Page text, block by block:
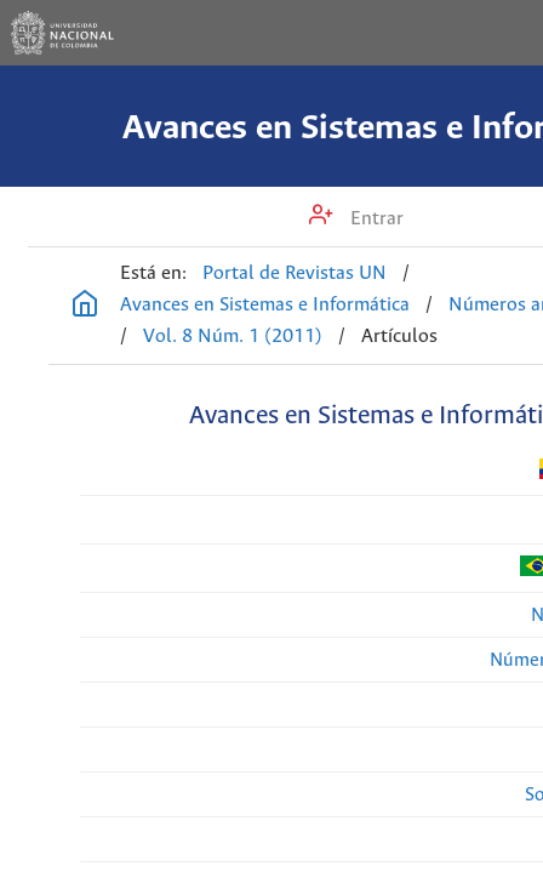
Avances en Sistemas e
Entrar
Está en: Portal de Revistas UN
/
Avances en Sistemas e Informática
/
Números
/
Vol. 8 Núm. 1 (2011) / Artículos
Avances en Sistemas e